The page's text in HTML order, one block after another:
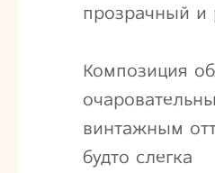
прозрачный и
Композиция
винтажным
будто слегка